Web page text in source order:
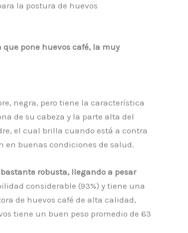
la postura de huevos
pone huevos café, la muy
negra, pero tiene la característica
de su cabeza y la parte alta del
el cual brilla cuando está a contra
en buenas condiciones de salud.
robusta, llegando a pesar
considerable (93%) y tiene una
de huevos café de alta calidad,
tiene un buen peso promedio de 63